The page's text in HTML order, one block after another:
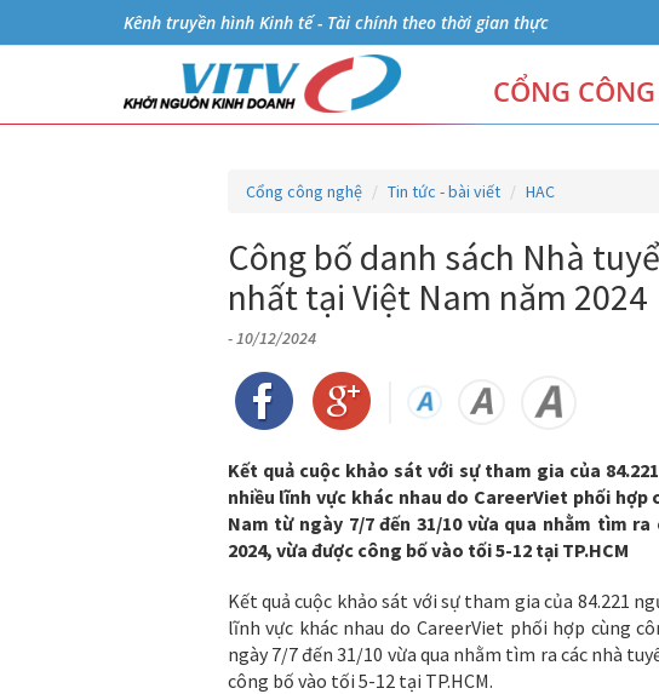
Kênh truyền hình Kinh tế - Tài chính theo thời gian thực
CỔNG
Cổng công nghệ Tin tức - bài viết HAC
Công bố danh sách Nhà
nhất tại Việt Nam năm 2024
- 10/12/2024
Kết quả cuộc khảo sát với sự tham gia của
nhiều lĩnh vực khác nhau do CareerViet phối
Nam từ ngày 7/7 đến 31/10 vừa qua nhằm tìm
2024, vừa được công bố vào tối 5-12 tại TP.HCM
Kết quả cuộc khảo sát với sự tham gia của 84.221
lĩnh vực khác nhau do CareerViet phối hợp cùng
ngày 7/7 đến 31/10 vừa qua nhằm tìm ra các nhà
công bố vào tối 5-12 tại TP.HCM.